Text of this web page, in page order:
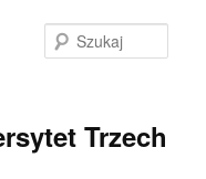
Trzech